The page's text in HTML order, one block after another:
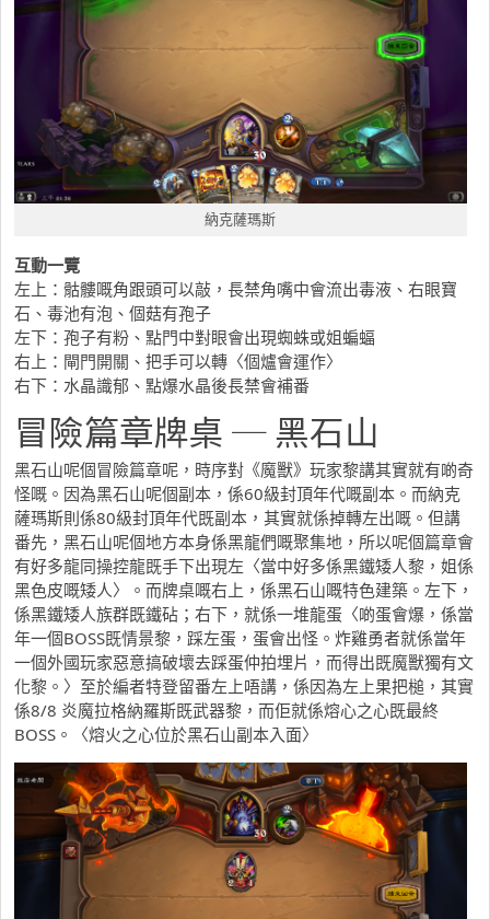
納克薩瑪斯
互動一覽
左上：骷髏嘅角跟頭可以敲，長禁角嘴中會流出毒液、右眼寶
石、毒池有泡、個菇有孢子
左下：孢子有粉、點門中對眼會出現蜘蛛或姐蝙蝠
右上：閘門開關、把手可以轉〈個爐會運作〉
右下：水晶識郁、點爆水晶後長禁會補番
冒險篇章牌桌 ─ 黑石山
黑石山呢個冒險篇章呢，時序對《魔獸》玩家黎講其實就有啲奇
怪嘅。因為黑石山呢個副本，係60級封頂年代嘅副本。而納克
薩瑪斯則係80級封頂年代既副本，其實就係掉轉左出嘅。但講
番先，黑石山呢個地方本身係黑龍們嘅聚集地，所以呢個篇章會
有好多龍同操控龍既手下出現左〈當中好多係黑鐵矮人黎，姐係
黑色皮嘅矮人〉。而牌桌嘅右上，係黑石山嘅特色建築。左下，
係黑鐵矮人族群既鐵砧；右下，就係一堆龍蛋〈啲蛋會爆，係當
年一個BOSS既情景黎，踩左蛋，蛋會出怪。炸雞勇者就係當年
一個外國玩家惡意搞破壞去踩蛋仲拍埋片，而得出既魔獸獨有文
化黎。〉至於編者特登留番左上唔講，係因為左上果把槌，其實
係8/8 炎魔拉格納羅斯既武器黎，而佢就係熔心之心既最終
BOSS。〈熔火之心位於黑石山副本入面〉